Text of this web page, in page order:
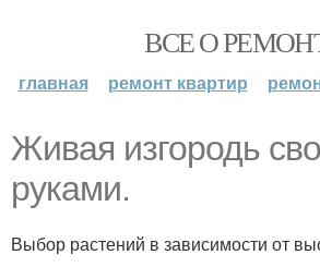
ВСЕ О
главная ремонт квартир
Живая изгородь
руками.
Выбор растений в зависимости от